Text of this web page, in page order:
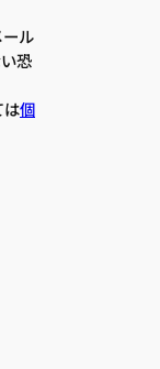
ル
恐
は個